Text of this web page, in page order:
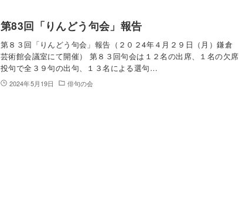
第83回「りんどう句会」報告
第８３回「りんどう句会」報告（２０２4年４月２９日（月）鎌倉
芸術館会議室にて開催） 第８３回句会は１２名の出席、１名の欠席
投句で全３９句の出句、１３名による選句…
2024年5月19日 俳句の会